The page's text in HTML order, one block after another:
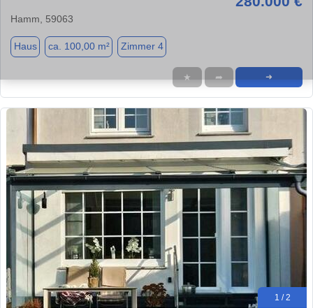
Hamm, 59063
Haus ca. 100,00 m² Zimmer 4
★ ➦ ➜
1 / 2